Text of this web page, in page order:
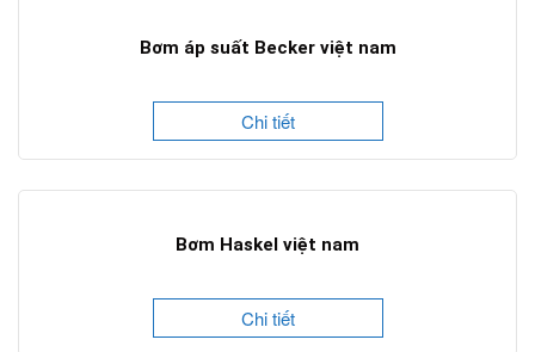
Bơm áp suất Becker việt nam
Chi tiết
Bơm Haskel việt nam
Chi tiết